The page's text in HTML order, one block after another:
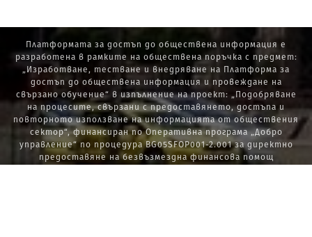
Платформата за достъп до обществена информация е
разработена в рамките на обществена поръчка с предмет:
„Изработване, тестване и внедряване на Платформа за
достъп до обществена информация и провеждане на
свързано обучение“ в изпълнение на проект: „Подобряване
на процесите, свързани с предоставянето, достъпа и
повторното използване на информацията от обществения
сектор“, финансиран по Оперативна програма „Добро
управление“ по процедура BG05SFOP001-2.001 за директно
предоставяне на безвъзмездна финансова помощ